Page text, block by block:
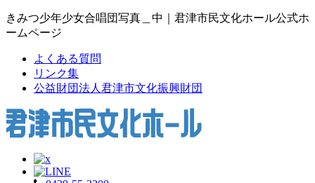
きみつ少年少女合唱団写真＿中｜君津市民文化ホール公式ホ
ームページ
よくある質問
リンク集
公益財団法人君津市文化振興財団